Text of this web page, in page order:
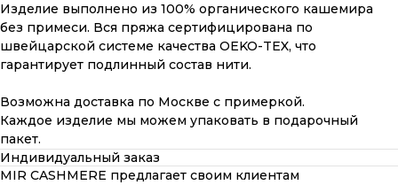
Изделие выполнено из 100% органического кашемира
без примеси. Вся пряжа сертифицирована по
швейцарской системе качества OEKO-TEX, что
гарантирует подлинный состав нити.
Возможна доставка по Москве с примеркой.
Каждое изделие мы можем упаковать в подарочный
пакет.
Индивидуальный заказ
MIR CASHMERE предлагает своим клиентам